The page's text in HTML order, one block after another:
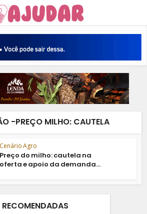
-PREÇO MILHO: CAUTELA
Cenário Agro
Preço do milho: cautela na
oferta e apoio da demanda...
RECOMENDADAS